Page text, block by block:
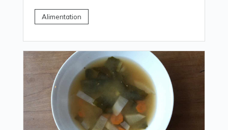
Alimentation